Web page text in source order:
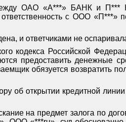
ОАО «А***» БАНК и
с ООО «П***»
и ответчиками не
кодекса Российской
предоставить денежные
обязуется возвратить
об открытии кредитной
на предмет залога по